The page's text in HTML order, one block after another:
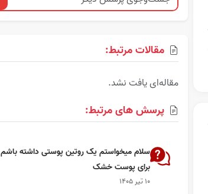
مقالات مرتبط:
مقاله‌ای یافت نشد.
پرسش های مرتبط:
سلام میخواستم یک روتین پوستی داشته باشم
برای پوست خشک
۱۰ تیر ۱۴۰۵